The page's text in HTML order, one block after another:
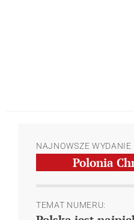
NAJNOWSZE WYDANIE
Polonia
TEMAT NUMERU: